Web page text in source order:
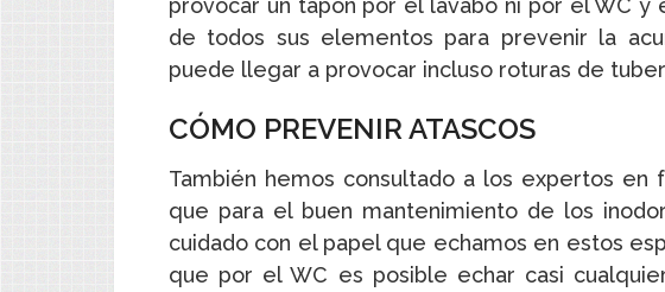
de todos sus elementos para prevenir la
puede llegar a provocar incluso roturas de
CÓMO PREVENIR ATASCOS
También hemos consultado a los expertos en
que para el buen mantenimiento de los
cuidado con el papel que echamos en estos
que por el WC es posible echar casi